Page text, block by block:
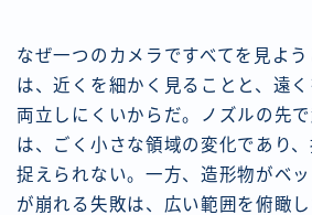
なぜ一つのカメラですべてを見よ
は、近くを細かく見ることと、遠く
両立しにくいからだ。ノズルの先
は、ごく小さな領域の変化であり
捉えられない。一方、造形物がベ
が崩れる失敗は、広い範囲を俯瞰